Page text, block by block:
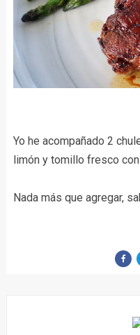
Yo he acompañado 2
limón y tomillo fresco
Nada más que agregar,